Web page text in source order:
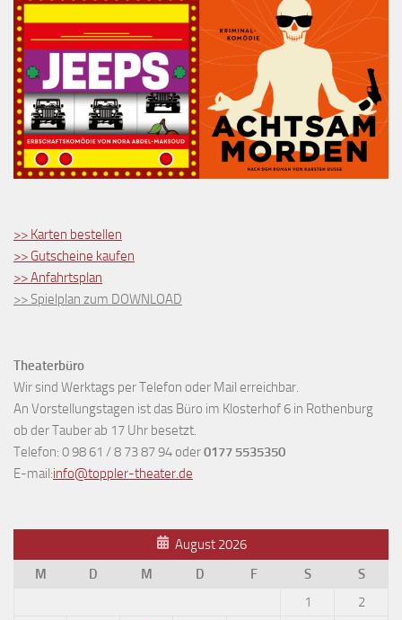
>> Karten bestellen
>> Gutscheine kaufen
>> Anfahrtsplan
>> Spielplan zum DOWNLOAD
Theaterbüro
Wir sind Werktags per Telefon oder Mail erreichbar.
An Vorstellungstagen ist das Büro im Klosterhof 6 in Rothenburg
ob der Tauber ab 17 Uhr besetzt.
Telefon: 0 98 61 / 8 73 87 94 oder0177 5535350
E-mail:info@toppler-theater.de
August 2026
M
D M D F S
S
1
2